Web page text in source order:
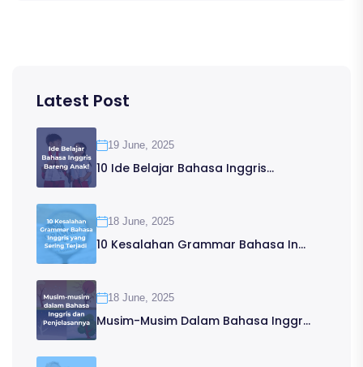
Latest Post
19 June, 2025
10 Ide Belajar Bahasa Inggris...
18 June, 2025
10 Kesalahan Grammar Bahasa In...
18 June, 2025
Musim-Musim Dalam Bahasa Inggr...